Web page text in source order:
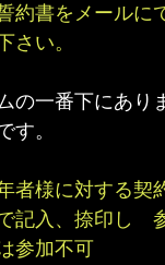
約書をメール
さい。
の一番下にあり
す。
者様に対する契
記入、捺印し　
参加不可